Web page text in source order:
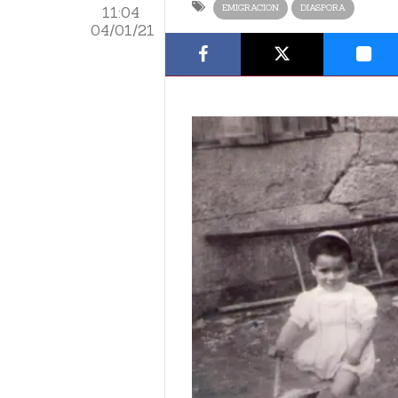
11:04
04/01/21
EMIGRACION DIASPORA